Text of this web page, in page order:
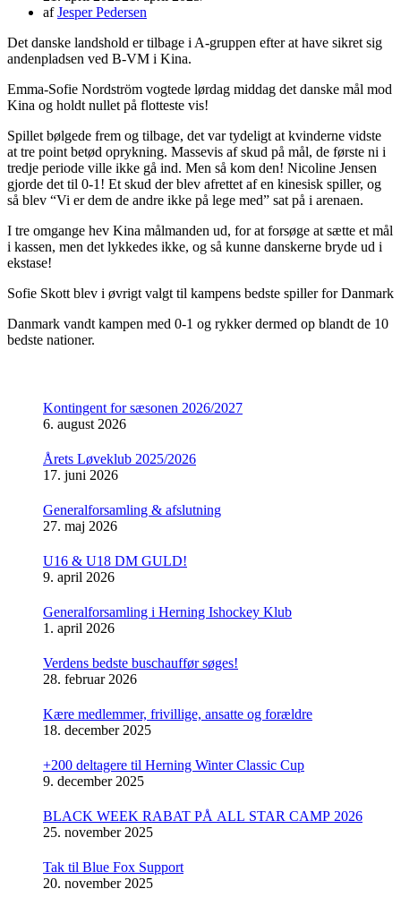
afJesper Pedersen
Det danske landshold er tilbage i A-gruppen efter at have sikret sig
andenpladsen ved B-VM i Kina.
Emma-Sofie Nordström vogtede lørdag middag det danske mål mod
Kina og holdt nullet på flotteste vis!
Spillet bølgede frem og tilbage, det var tydeligt at kvinderne vidste
at tre point betød oprykning. Massevis af skud på mål, de første ni i
tredje periode ville ikke gå ind. Men så kom den! Nicoline Jensen
gjorde det til 0-1! Et skud der blev afrettet af en kinesisk spiller, og
så blev “Vi er dem de andre ikke på lege med” sat på i arenaen.
I tre omgange hev Kina målmanden ud, for at forsøge at sætte et mål
i kassen, men det lykkedes ikke, og så kunne danskerne bryde ud i
ekstase!
Sofie Skott blev i øvrigt valgt til kampens bedste spiller for Danmark
Danmark vandt kampen med 0-1 og rykker dermed op blandt de 10
bedste nationer.
Kontingent for sæsonen 2026/2027
6. august 2026
Årets Løveklub 2025/2026
17. juni 2026
Generalforsamling & afslutning
27. maj 2026
U16 & U18 DM GULD!
9. april 2026
Generalforsamling i Herning Ishockey Klub
1. april 2026
Verdens bedste buschauffør søges!
28. februar 2026
Kære medlemmer, frivillige, ansatte og forældre
18. december 2025
+200 deltagere til Herning Winter Classic Cup
9. december 2025
BLACK WEEK RABAT PÅ ALL STAR CAMP 2026
25. november 2025
Tak til Blue Fox Support
20. november 2025